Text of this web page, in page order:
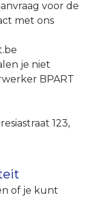
voor de
met ons
je niet
BPART
123,
of je kunt